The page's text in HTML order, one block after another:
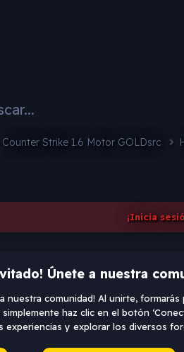
Counter Strike 1.6 Motor GOLDsrc
¡Inicia
Únete a nuestra
nuestra comunidad! Al unirte,
haz clic en el botón
experiencias y explorar los diversos